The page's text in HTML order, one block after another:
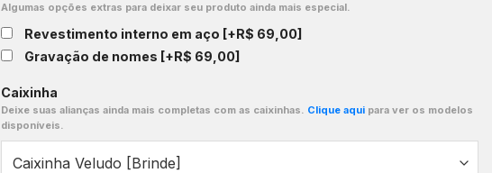
Algumas opções extras para deixar seu produto ainda mais especial.
Revestimento interno em aço [+R$ 69,00]
Gravação de nomes [+R$ 69,00]
Caixinha
Deixe suas alianças ainda mais completas com as caixinhas. Clique aqui para ver os modelos
disponíveis.